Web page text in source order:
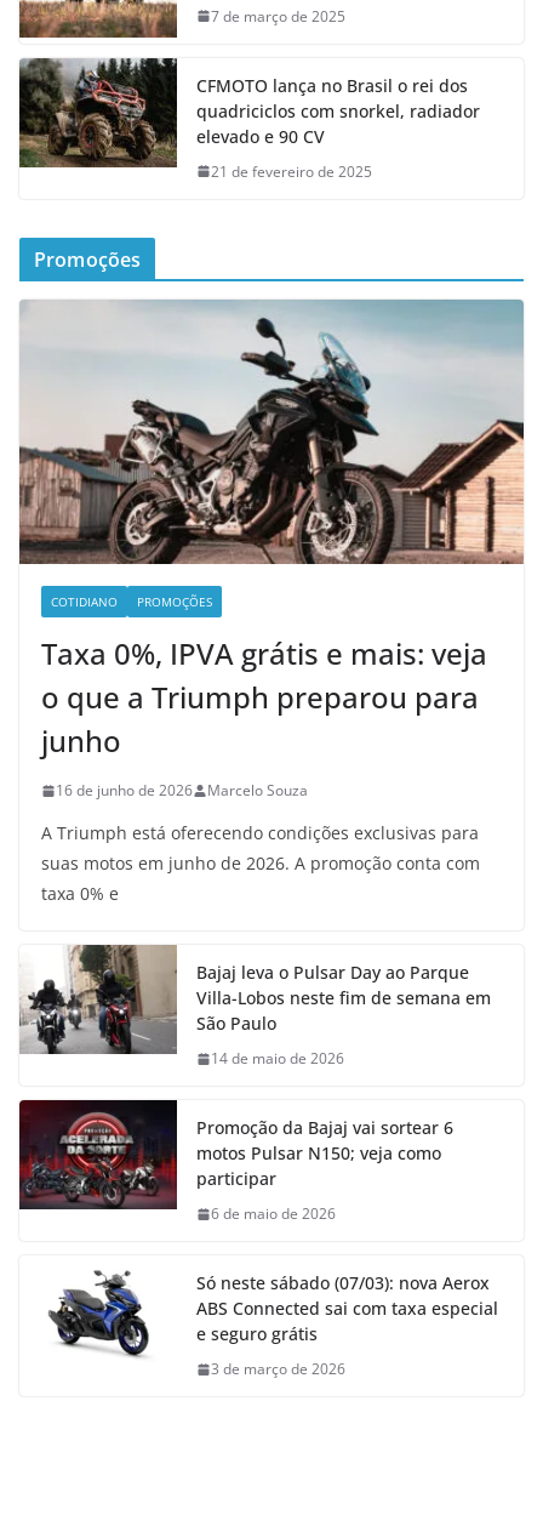
7 de março de 2025
CFMOTO lança no Brasil o rei dos
quadriciclos com snorkel, radiador
elevado e 90 CV
21 de fevereiro de 2025
Promoções
COTIDIANO PROMOÇÕES
Taxa 0%, IPVA grátis e mais: veja
o que a Triumph preparou para
junho
16 de junho de 2026 Marcelo Souza
A Triumph está oferecendo condições exclusivas para
suas motos em junho de 2026. A promoção conta com
taxa 0% e
Bajaj leva o Pulsar Day ao Parque
Villa-Lobos neste fim de semana em
São Paulo
14 de maio de 2026
Promoção da Bajaj vai sortear 6
motos Pulsar N150; veja como
participar
6 de maio de 2026
Só neste sábado (07/03): nova Aerox
ABS Connected sai com taxa especial
e seguro grátis
3 de março de 2026